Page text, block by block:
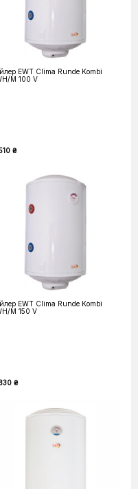
EWT Clima Runde Kombi
M 100 V
₴
EWT Clima Runde Kombi
M 150 V
₴